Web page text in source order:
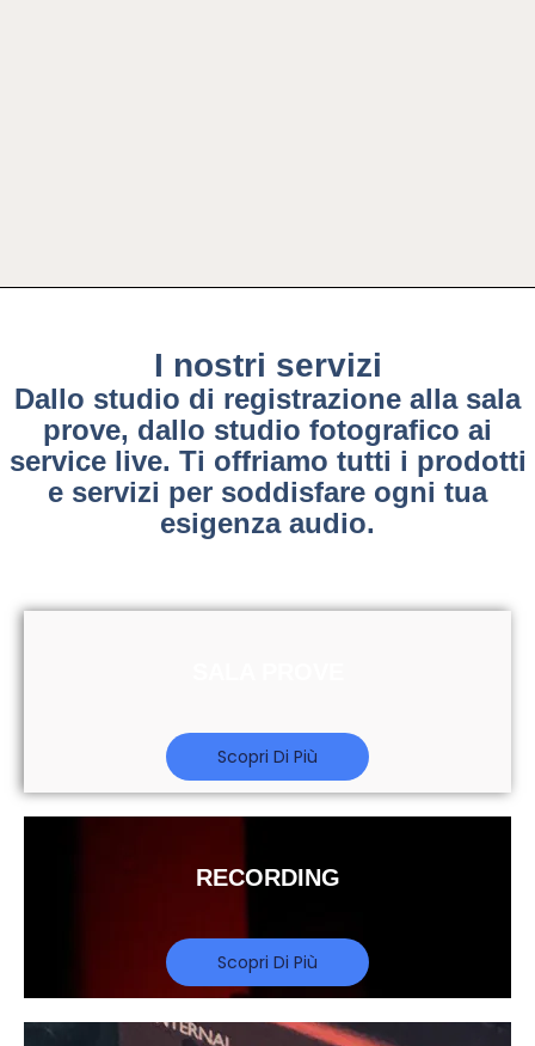
I nostri servizi
Dallo studio di registrazione alla sala
prove, dallo studio fotografico ai
service live. Ti offriamo tutti i prodotti
e servizi per soddisfare ogni tua
esigenza audio.
Scopri Di Più
RECORDING
Scopri Di Più